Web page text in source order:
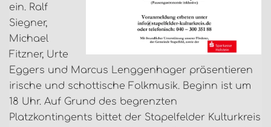
ein. Ralf
Siegner,
Michael
Fitzner, Urte
Eggers und Marcus Lenggenhager präsentieren
irische und schottische Folkmusik. Beginn ist um
18 Uhr. Auf Grund des begrenzten
Platzkontingents bittet der Stapelfelder Kulturkreis